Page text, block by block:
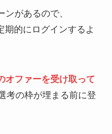
があるので、
期的にログインするよ
オファーを受け取って
考の枠が埋まる前に登